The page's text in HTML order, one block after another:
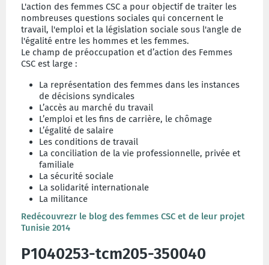
L'action des femmes CSC a pour objectif de traiter les
nombreuses questions sociales qui concernent le
travail, l'emploi et la législation sociale sous l'angle de
l'égalité entre les hommes et les femmes.
Le champ de préoccupation et d’action des Femmes
CSC est large :
La représentation des femmes dans les instances
de décisions syndicales
L’accès au marché du travail
L’emploi et les fins de carrière, le chômage
L’égalité de salaire
Les conditions de travail
La conciliation de la vie professionnelle, privée et
familiale
La sécurité sociale
La solidarité internationale
La militance
Redécouvrezr le blog des femmes CSC et de leur projet
Tunisie 2014
P1040253-tcm205-350040